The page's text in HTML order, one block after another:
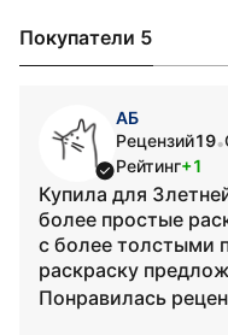
Покупатели 5
АБ
Рецензий19•
Рейтинг+1
Купила для
более простые
с более толстыми
раскраску
Понравилась